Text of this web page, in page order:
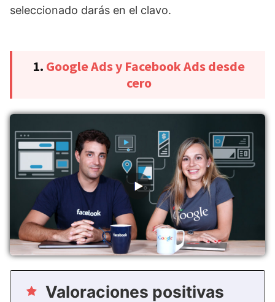
seleccionado darás en el clavo.
1. Google Ads y Facebook Ads desde
cero
Valoraciones positivas